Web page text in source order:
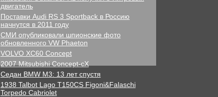
двигатель
Поставки Audi RS 3 Sportback в Россию
начнутся в 2011 году
СМИ опубликовали шпионские фото
обновленного VW Phaeton
VOLVO XC60 Concept
2007 Mitsubishi Concept-cX
Седан BMW M3: 13 лет спустя
1938 Talbot Lago T150CS Figoni&Falaschi
Torpedo Cabriolet